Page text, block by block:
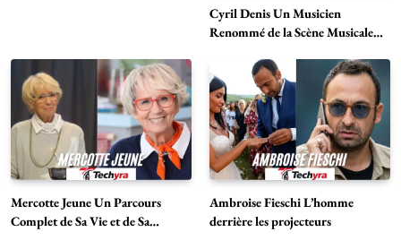
Mercotte Jeune Un Parcours
Complet de Sa Vie et de Sa
Carrière
Ambroise Fieschi L’homme
derrière les projecteurs